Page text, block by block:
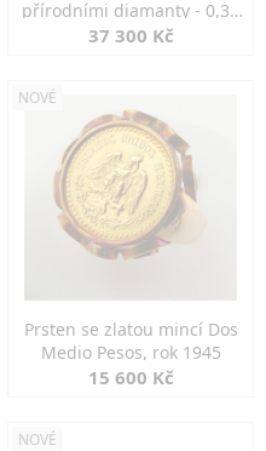
přírodními diamanty - 0,30
ct
37 300 Kč
NOVÉ
Prsten se zlatou mincí Dos
Medio Pesos, rok 1945
15 600 Kč
NOVÉ